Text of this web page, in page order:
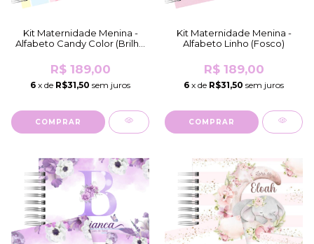
Kit Maternidade Menina -
Alfabeto Candy Color (Brilho
R$ 189,00
6 x de R$31,50 sem juros
COMPRAR
Kit Maternidade Menina -
Alfabeto Linho (Fosco)
R$ 189,00
6 x de R$31,50 sem juros
COMPRAR